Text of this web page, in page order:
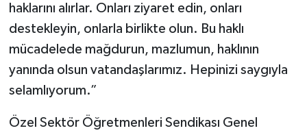
haklarını alırlar. Onları ziyaret edin, onları
destekleyin, onlarla birlikte olun. Bu haklı
mücadelede mağdurun, mazlumun, haklının
yanında olsun vatandaşlarımız. Hepinizi saygıyla
selamlıyorum.”
Özel Sektör Öğretmenleri Sendikası Genel